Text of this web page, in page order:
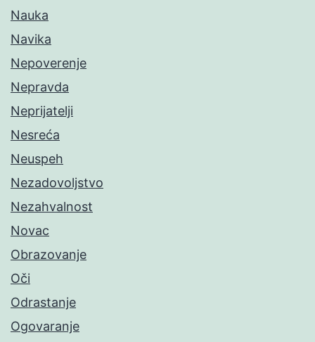
Nauka
Navika
Nepoverenje
Nepravda
Neprijatelji
Nesreća
Neuspeh
Nezadovoljstvo
Nezahvalnost
Novac
Obrazovanje
Oči
Odrastanje
Ogovaranje